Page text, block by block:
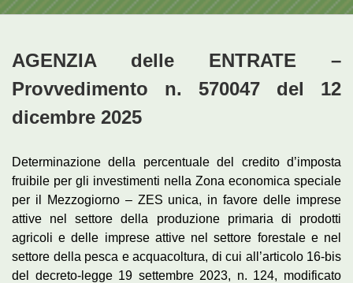
AGENZIA delle ENTRATE –
Provvedimento n. 570047 del 12
dicembre 2025
Determinazione della percentuale del credito d’imposta
fruibile per gli investimenti nella Zona economica speciale
per il Mezzogiorno – ZES unica, in favore delle imprese
attive nel settore della produzione primaria di prodotti
agricoli e delle imprese attive nel settore forestale e nel
settore della pesca e acquacoltura, di cui all’articolo 16-bis
del decreto-legge 19 settembre 2023, n. 124, modificato